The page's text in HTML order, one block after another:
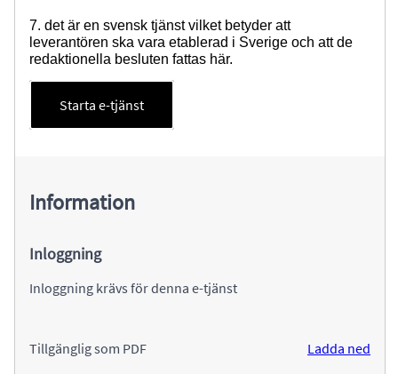
7. det är en svensk tjänst vilket betyder att
leverantören ska vara etablerad i Sverige och att de
redaktionella besluten fattas här.
Starta e-tjänst
Information
Inloggning
Inloggning krävs för denna e-tjänst
Tillgänglig som PDF Ladda ned